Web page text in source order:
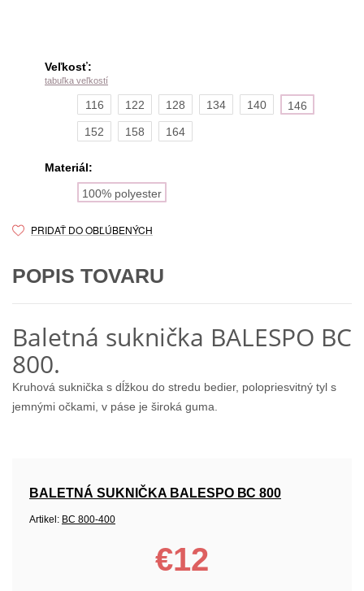
Veľkosť:
tabuľka veľkostí
116 122 128 134 140
146
152
158 164
Materiál:
100% polyester
PRIDAŤ DO OBĽÚBENÝCH
POPIS TOVARU
Baletná suknička BALESPO ВС
800.
Kruhová suknička s dĺžkou do stredu bedier, polopriesvitný tyl s
jemnými očkami, v páse je široká guma.
BALETNÁ SUKNIČKA BALESPO ВС 800
Artikel: ВС 800-400
€12